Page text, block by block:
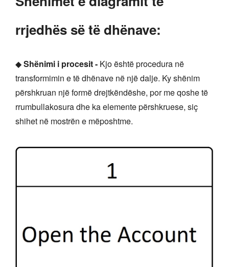
rrjedhës së të dhënave:
◆Shënimi i procesit - Kjo është procedura në
transformimin e të dhënave në një dalje. Ky shënim
përshkruan një formë drejtkëndëshe, por me qoshe të
rrumbullakosura dhe ka elemente përshkruese, siç
shihet në mostrën e mëposhtme.